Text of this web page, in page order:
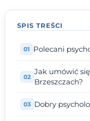
SPIS TREŚCI
Polecani
Jak umówić
Brzeszczach?
Dobry